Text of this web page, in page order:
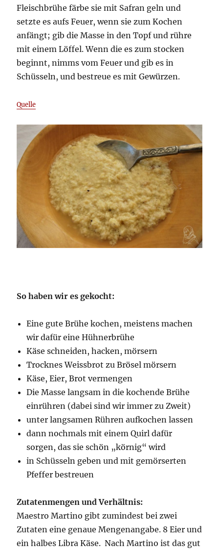
Fleischbrühe färbe sie mit Safran geln und
setzte es aufs Feuer, wenn sie zum Kochen
anfängt; gib die Masse in den Topf und rühre
mit einem Löffel. Wenn die es zum stocken
beginnt, nimms vom Feuer und gib es in
Schüsseln, und bestreue es mit Gewürzen.
Quelle
So haben wir es gekocht:
Eine gute Brühe kochen, meistens machen
wir dafür eine Hühnerbrühe
Käse schneiden, hacken, mörsern
Trocknes Weissbrot zu Brösel mörsern
Käse, Eier, Brot vermengen
Die Masse langsam in die kochende Brühe
einrühren (dabei sind wir immer zu Zweit)
unter langsamen Rühren aufkochen lassen
dann nochmals mit einem Quirl dafür
sorgen, das sie schön „körnig“ wird
in Schüsseln geben und mit gemörserten
Pfeffer bestreuen
Zutatenmengen und Verhältnis:
Maestro Martino gibt zumindest bei zwei
Zutaten eine genaue Mengenangabe. 8 Eier und
ein halbes Libra Käse. Nach Martino ist das gut